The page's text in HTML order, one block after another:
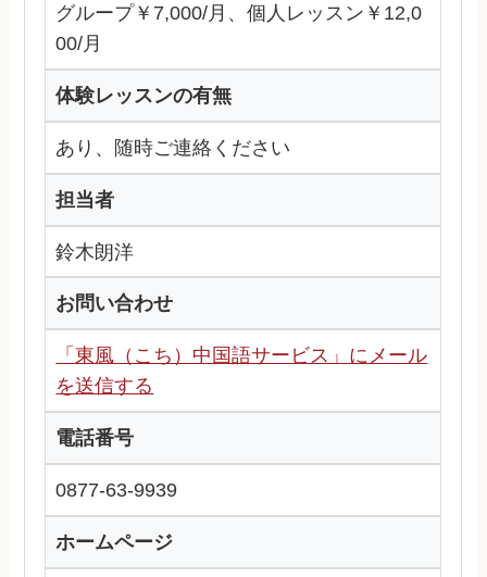
グループ￥7,000/月、個人レッスン￥12,0
00/月
体験レッスンの有無
あり、随時ご連絡ください
担当者
鈴木朗洋
お問い合わせ
「東風（こち）中国語サービス」にメール
を送信する
電話番号
0877-63-9939
ホームページ